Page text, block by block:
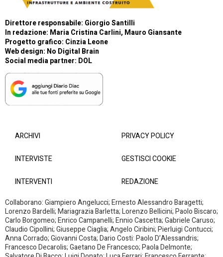
Direttore responsabile: Giorgio Santilli
In redazione: Maria Cristina Carlini, Mauro Giansante
Progetto grafico: Cinzia Leone
Web design: No Digital Brain
Social media partner: DOL
ARCHIVI
INTERVISTE
INTERVENTI
PRIVACY POLICY
GESTISCI COOKIE
REDAZIONE
Collaborano: Giampiero Angelucci; Ernesto Alessandro Baragetti;
Lorenzo Bardelli; Mariagrazia Barletta; Lorenzo Bellicini; Paolo Biscaro;
Carlo Borgomeo; Enrico Campanelli; Ennio Cascetta; Gabriele Caruso;
Claudio Cipollini; Giuseppe Ciaglia; Angelo Ciribini; Pierluigi Contucci;
Anna Corrado; Giovanni Costa; Dario Costi: Paolo D’Alessandris;
Francesco Decarolis; Gaetano De Francesco; Paola Delmonte;